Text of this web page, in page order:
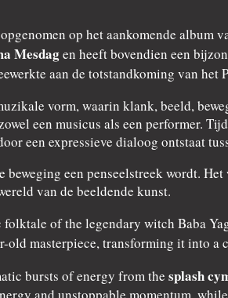
op het aankomende album
Mesdagen heeft bovendien een
aan de totstandkoming van het
vorm, waarin klank, beeld,
een musicus als een performer.
een expressieve dialoog ontstaat
een penseelstreek wordt.
van de beeldende kunst.
of the legendary witch Baba
old masterpiece, transforming it into
bursts of energy from the splash